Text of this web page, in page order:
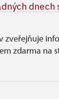
dnech
zveřejňuje
zdarma na